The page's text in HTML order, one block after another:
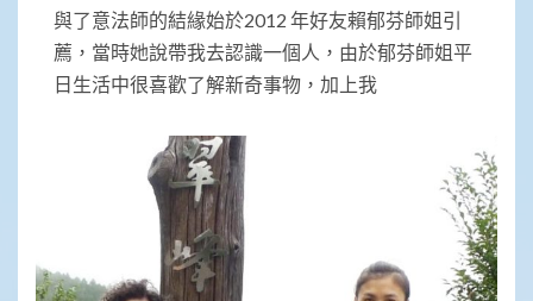
與了意法師的結緣始於2012 年好友賴郁芬師姐引
薦，當時她說帶我去認識一個人，由於郁芬師姐平
日生活中很喜歡了解新奇事物，加上我